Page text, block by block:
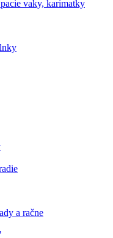
vaky, karimatky
a račne